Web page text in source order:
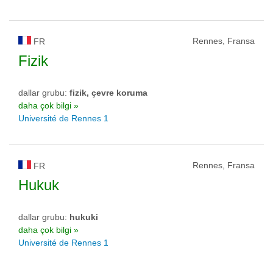
FR Rennes, Fransa
Fizik
dallar grubu: fizik, çevre koruma
daha çok bilgi »
Université de Rennes 1
FR Rennes, Fransa
Hukuk
dallar grubu: hukuki
daha çok bilgi »
Université de Rennes 1